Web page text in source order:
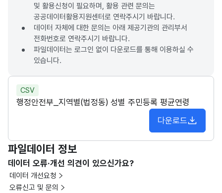
및 활용신청이 필요하며, 활용 관련 문의는
공공데이터활용지원센터로 연락주시기 바랍니다.
데이터 자체에 대한 문의는 아래 제공기관의 관리부서
전화번호로 연락주시기 바랍니다.
파일데이터는 로그인 없이 다운로드를 통해 이용하실 수
있습니다.
CSV
행정안전부_지역별(법정동) 성별 주민등록 평균연령
다운로드
파일데이터 정보
데이터 오류·개선 의견이 있으신가요?
데이터 개선요청
오류신고 및 문의